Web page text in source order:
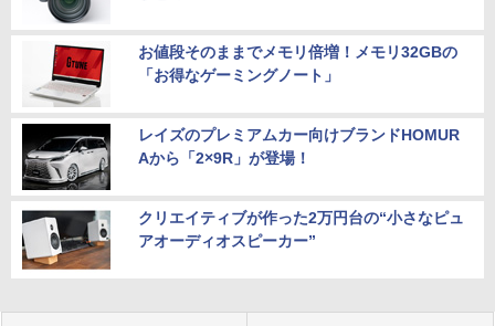
お値段そのままでメモリ倍増！メモリ32GBの
「お得なゲーミングノート」
レイズのプレミアムカー向けブランドHOMUR
Aから「2×9R」が登場！
クリエイティブが作った2万円台の“小さなピュ
アオーディオスピーカー”